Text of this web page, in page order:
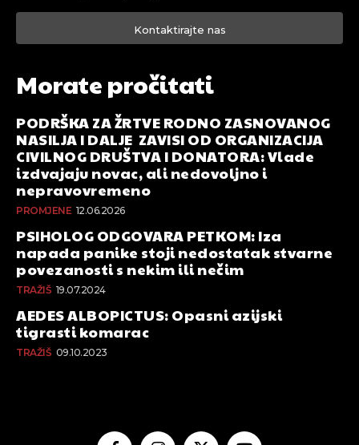
Kontaktirajte nas
Morate pročitati
PODRŠKA ZA ŽRTVE RODNO ZASNOVANOG
NASILJA I DALJE ZAVISI OD ORGANIZACIJA
CIVILNOG DRUŠTVA I DONATORA: Vlade
izdvajaju novac, ali nedovoljno i
nepravovremeno
PROMJENE 12.06.2026
PSIHOLOG ODGOVARA PETKOM: Iza
napada panike stoji nedostatak stvarne
povezanosti s nekim ili nečim
TRAŽIŠ 19.07.2024
AEDES ALBOPICTUS: Opasni azijski
tigrasti komarac
TRAŽIŠ 09.10.2023